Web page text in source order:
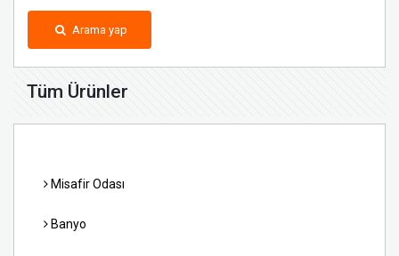
Tüm Ürünler
Misafir Odası
Banyo
Arama yap